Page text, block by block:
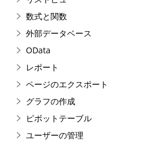
数式と関数
外部データベース
OData
レポート
ページのエクスポート
グラフの作成
ピボットテーブル
ユーザーの管理